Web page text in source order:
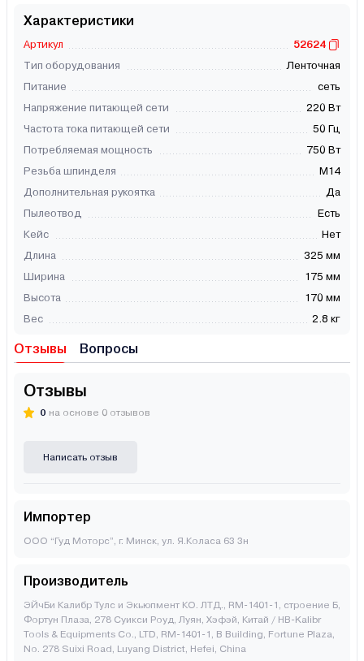
Характеристики
Артикул
52624
Тип оборудования
Ленточная
Питание
сеть
Напряжение питающей сети
220 Вт
Частота тока питающей сети
50 Гц
Потребляемая мощность
750 Вт
Резьба шпинделя
М14
Дополнительная рукоятка
Да
Пылеотвод
Есть
Кейс
Нет
Длина
325 мм
Ширина
175 мм
Высота
170 мм
Вес
2.8 кг
Отзывы Вопросы
Отзывы
0 на основе 0 отзывов
Написать отзыв
Импортер
ООО “Гуд Моторс”, г. Минск, ул. Я.Коласа 63 3н
Производитель
ЭЙчБи Калибр Тулс и Экьюпмент КО. ЛТД., RM-1401-1, строение Б,
Фортун Плаза, 278 Суикси Роуд, Луян, Хэфэй, Китай / HB-Kalibr
Tools & Equipments Co., LTD, RM-1401-1, B Building, Fortune Plaza,
No. 278 Suixi Road, Luyang District, Hefei, China